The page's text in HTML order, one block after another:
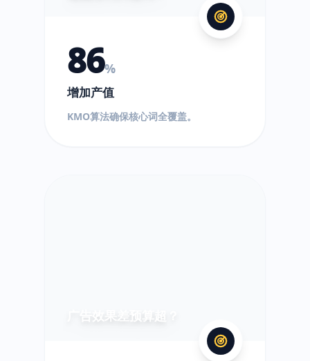
86%
增加产值
KMO算法确保核心词全覆盖。
!
广告效果差预算超？